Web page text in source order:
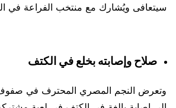
سيتعافى ويُشارك مع منتخب الفراعة في
صلاح وإصابته بخلع في الكتف
وتعرض النجم المصري المحترف في صفوف